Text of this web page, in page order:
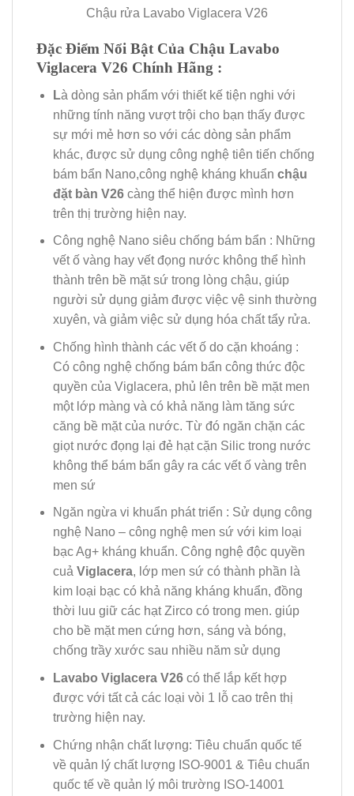
Chậu rửa Lavabo Viglacera V26
Đặc Điểm Nổi Bật Của Chậu Lavabo
Viglacera V26 Chính Hãng :
Là dòng sản phẩm với thiết kế tiện nghi với
những tính năng vượt trội cho bạn thấy được
sự mới mẻ hơn so với các dòng sản phẩm
khác, được sử dụng công nghệ tiên tiến chống
bám bẩn Nano,công nghệ kháng khuẩn chậu
đặt bàn V26 càng thể hiện được mình hơn
trên thị trường hiện nay.
Công nghệ Nano siêu chống bám bẩn : Những
vết ố vàng hay vết đọng nước không thể hình
thành trên bề mặt sứ trong lòng chậu, giúp
người sử dụng giảm được việc vệ sinh thường
xuyên, và giảm việc sử dụng hóa chất tẩy rửa.
Chống hình thành các vết ố do cặn khoáng :
Có công nghệ chống bám bẩn công thức độc
quyền của Viglacera, phủ lên trên bề mặt men
một lớp màng và có khả năng làm tăng sức
căng bề mặt của nước. Từ đó ngăn chặn các
giọt nước đọng lại đẻ hạt cặn Silic trong nước
không thể bám bẩn gây ra các vết ố vàng trên
men sứ
Ngăn ngừa vi khuẩn phát triển : Sử dụng công
nghệ Nano – công nghệ men sứ với kim loại
bạc Ag+ kháng khuẩn. Công nghệ độc quyền
cuả Viglacera, lớp men sứ có thành phần là
kim loại bạc có khả năng kháng khuẩn, đồng
thời luu giữ các hạt Zirco có trong men. giúp
cho bề mặt men cứng hơn, sáng và bóng,
chống trầy xước sau nhiều năm sử dụng
Lavabo Viglacera V26 có thể lắp kết hợp
được với tất cả các loại vòi 1 lỗ cao trên thị
trường hiện nay.
Chứng nhận chất lượng: Tiêu chuẩn quốc tế
về quản lý chất lượng ISO-9001 & Tiêu chuẩn
quốc tế về quản lý môi trường ISO-14001